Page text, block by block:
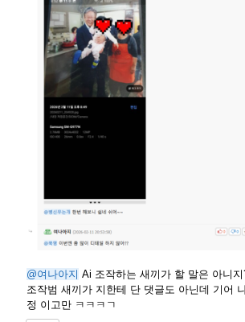
@여나아지 Ai 조작하는 새끼가 할 말은 아니지
조작범 새끼가 지한테 단 댓글도 아닌데 기어
정 이고만 ㅋㅋㅋㄱ